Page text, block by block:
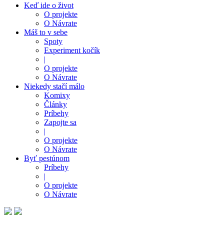
Keď ide o život
O projekte
O Návrate
Máš to v sebe
Spoty
Experiment kočík
|
O projekte
O Návrate
Niekedy stačí málo
Komixy
Články
Príbehy
Zapojte sa
|
O projekte
O Návrate
Byť pestúnom
Príbehy
|
O projekte
O Návrate